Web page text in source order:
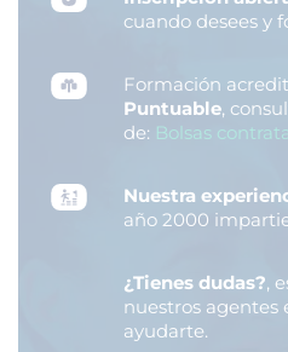
cuando desees y
Formación
Puntuable,
de: Bolsas
Nuestra
año 2000
¿Tienes dudas?,
nuestros agentes
ayudarte.